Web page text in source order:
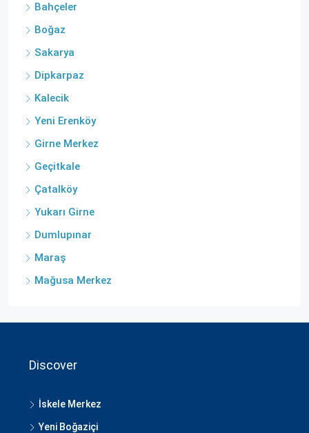
Bahçeler
Boğaz
Sakarya
Dipkarpaz
Kalecik
Yeni Erenköy
Girne Merkez
Geçitkale
Çatalköy
Yukarı Girne
Dumlupınar
Maraş
Mağusa Merkez
Discover
İskele Merkez
Yeni Boğaziçi